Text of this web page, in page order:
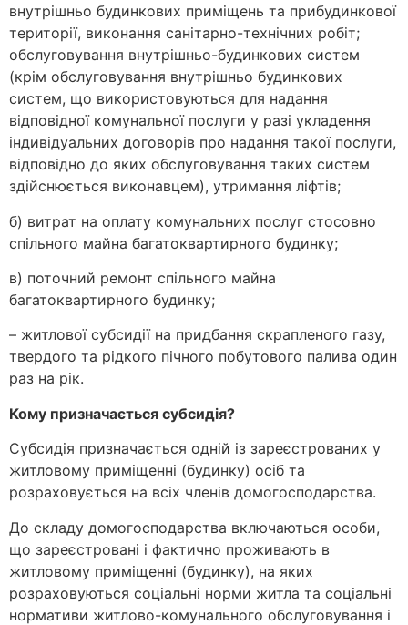
внутрішньо будинкових приміщень та прибудинкової
території, виконання санітарно-технічних робіт;
обслуговування внутрішньо-будинкових систем
(крім обслуговування внутрішньо будинкових
систем, що використовуються для надання
відповідної комунальної послуги у разі укладення
індивідуальних договорів про надання такої послуги,
відповідно до яких обслуговування таких систем
здійснюється виконавцем), утримання ліфтів;
б) витрат на оплату комунальних послуг стосовно
спільного майна багатоквартирного будинку;
в) поточний ремонт спільного майна
багатоквартирного будинку;
– житлової субсидії на придбання скрапленого газу,
твердого та рідкого пічного побутового палива один
раз на рік.
Кому призначається субсидія?
Субсидія призначається одній із зареєстрованих у
житловому приміщенні (будинку) осіб та
розраховується на всіх членів домогосподарства.
До складу домогосподарства включаються особи,
що зареєстровані і фактично проживають в
житловому приміщенні (будинку), на яких
розраховуються соціальні норми житла та соціальні
нормативи житлово-комунального обслуговування і